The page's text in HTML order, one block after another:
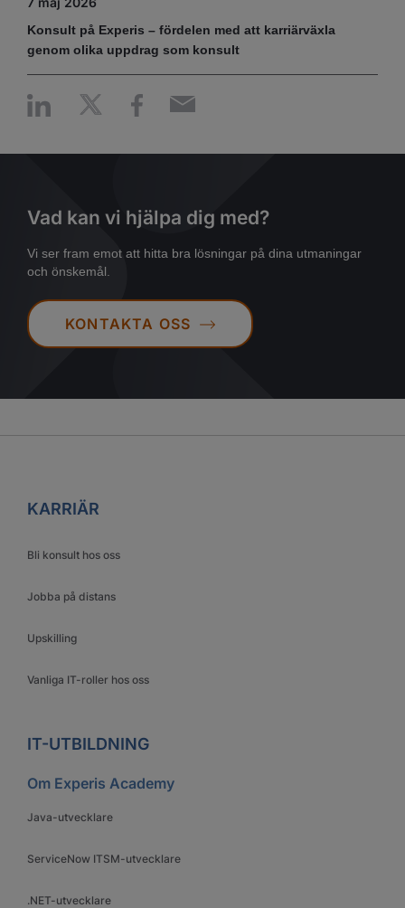
Konsult på Experis – fördelen med att karriärväxla
genom olika uppdrag som konsult
Vad kan vi hjälpa dig med?
Vi ser fram emot att hitta bra lösningar på dina utmaningar
och önskemål.
KONTAKTA OSS
KARRIÄR
Bli konsult hos oss
Jobba på distans
Upskilling
Vanliga IT-roller hos oss
IT-UTBILDNING
Om Experis Academy
Java-utvecklare
ServiceNow ITSM-utvecklare
.NET-utvecklare